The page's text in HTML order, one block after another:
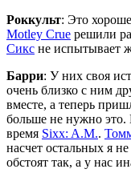
Роккульт: Это
Motley Crue решили
Сикс не испытывает
Барри: У них своя
очень близко с ним
вместе, а теперь
больше не нужно это.
время Sixx: A.M..
насчет остальных я
обстоят так, а у нас